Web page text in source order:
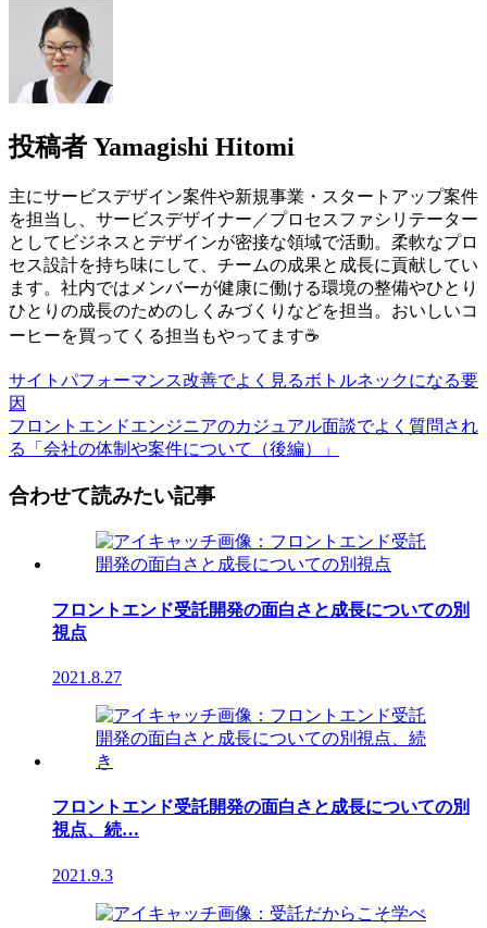
投稿者 Yamagishi Hitomi
主にサービスデザイン案件や新規事業・スタートアップ案件
を担当し、サービスデザイナー／プロセスファシリテーター
としてビジネスとデザインが密接な領域で活動。柔軟なプロ
セス設計を持ち味にして、チームの成果と成長に貢献してい
ます。社内ではメンバーが健康に働ける環境の整備やひとり
ひとりの成長のためのしくみづくりなどを担当。おいしいコ
ーヒーを買ってくる担当もやってます☕
サイトパフォーマンス改善でよく見るボトルネックになる要
因
フロントエンドエンジニアのカジュアル面談でよく質問され
る「会社の体制や案件について（後編）」
合わせて読みたい記事
フロントエンド受託開発の面白さと成長についての別
視点
2021.8.27
フロントエンド受託開発の面白さと成長についての別
視点、続…
2021.9.3